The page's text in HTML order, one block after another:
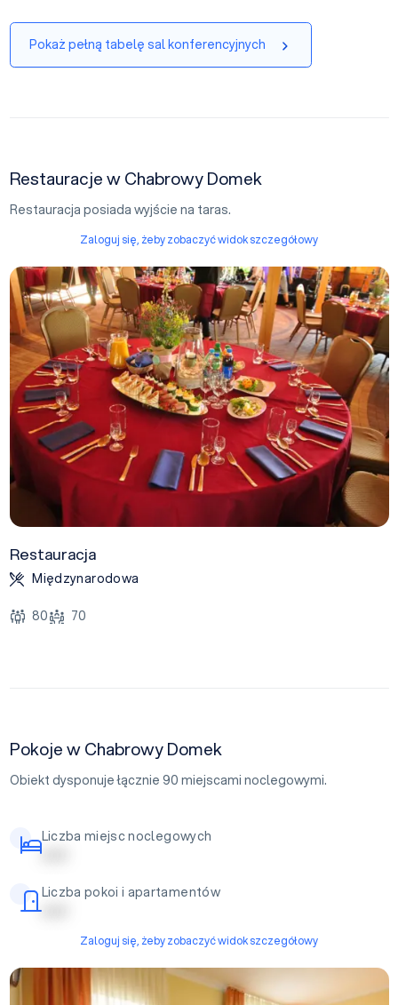
Pokaż pełną tabelę sal konferencyjnych
Restauracje w Chabrowy Domek
Restauracja posiada wyjście na taras.
Zaloguj się, żeby zobaczyć widok szczegółowy
Restauracja
Międzynarodowa
80 70
Pokoje w Chabrowy Domek
Obiekt dysponuje łącznie 90 miejscami noclegowymi.
Liczba miejsc noclegowych
| | | | |
Liczba pokoi i apartamentów
| | | | |
Zaloguj się, żeby zobaczyć widok szczegółowy